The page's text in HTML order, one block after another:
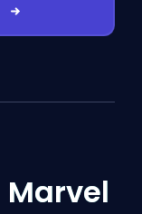
Marvel